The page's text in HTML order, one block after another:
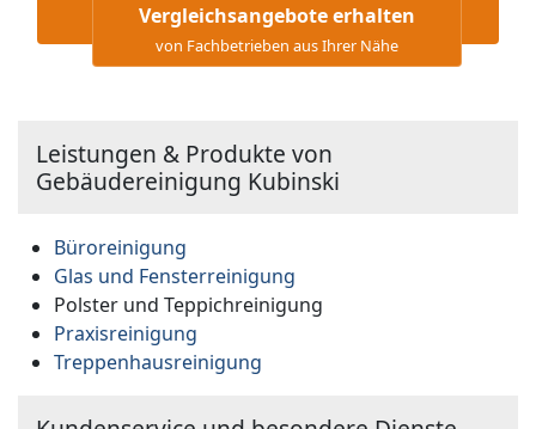
Vergleichsangebote erhalten
von Fachbetrieben aus Ihrer Nähe
Leistungen & Produkte von
Gebäudereinigung Kubinski
Büroreinigung
Glas und Fensterreinigung
Polster und Teppichreinigung
Praxisreinigung
Treppenhausreinigung